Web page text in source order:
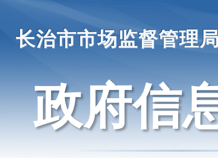
长治市市场监督管理
政府信